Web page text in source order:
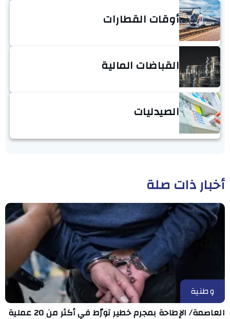
أوقات القطارات
القباضات المالية
الصيدليات
أخبار ذات صلة
وطنية
العاصمة/ الإطاحة بمجرم خطير تورّط في أكثر من 20 عملية